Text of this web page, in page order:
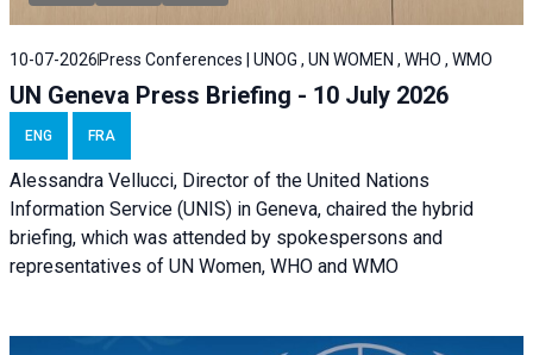
10-07-2026 Press Conferences | UNOG , UN WOMEN , WHO , WMO
UN Geneva Press Briefing - 10 July 2026
ENG FRA
Alessandra Vellucci, Director of the United Nations
Information Service (UNIS) in Geneva, chaired the hybrid
briefing, which was attended by spokespersons and
representatives of UN Women, WHO and WMO